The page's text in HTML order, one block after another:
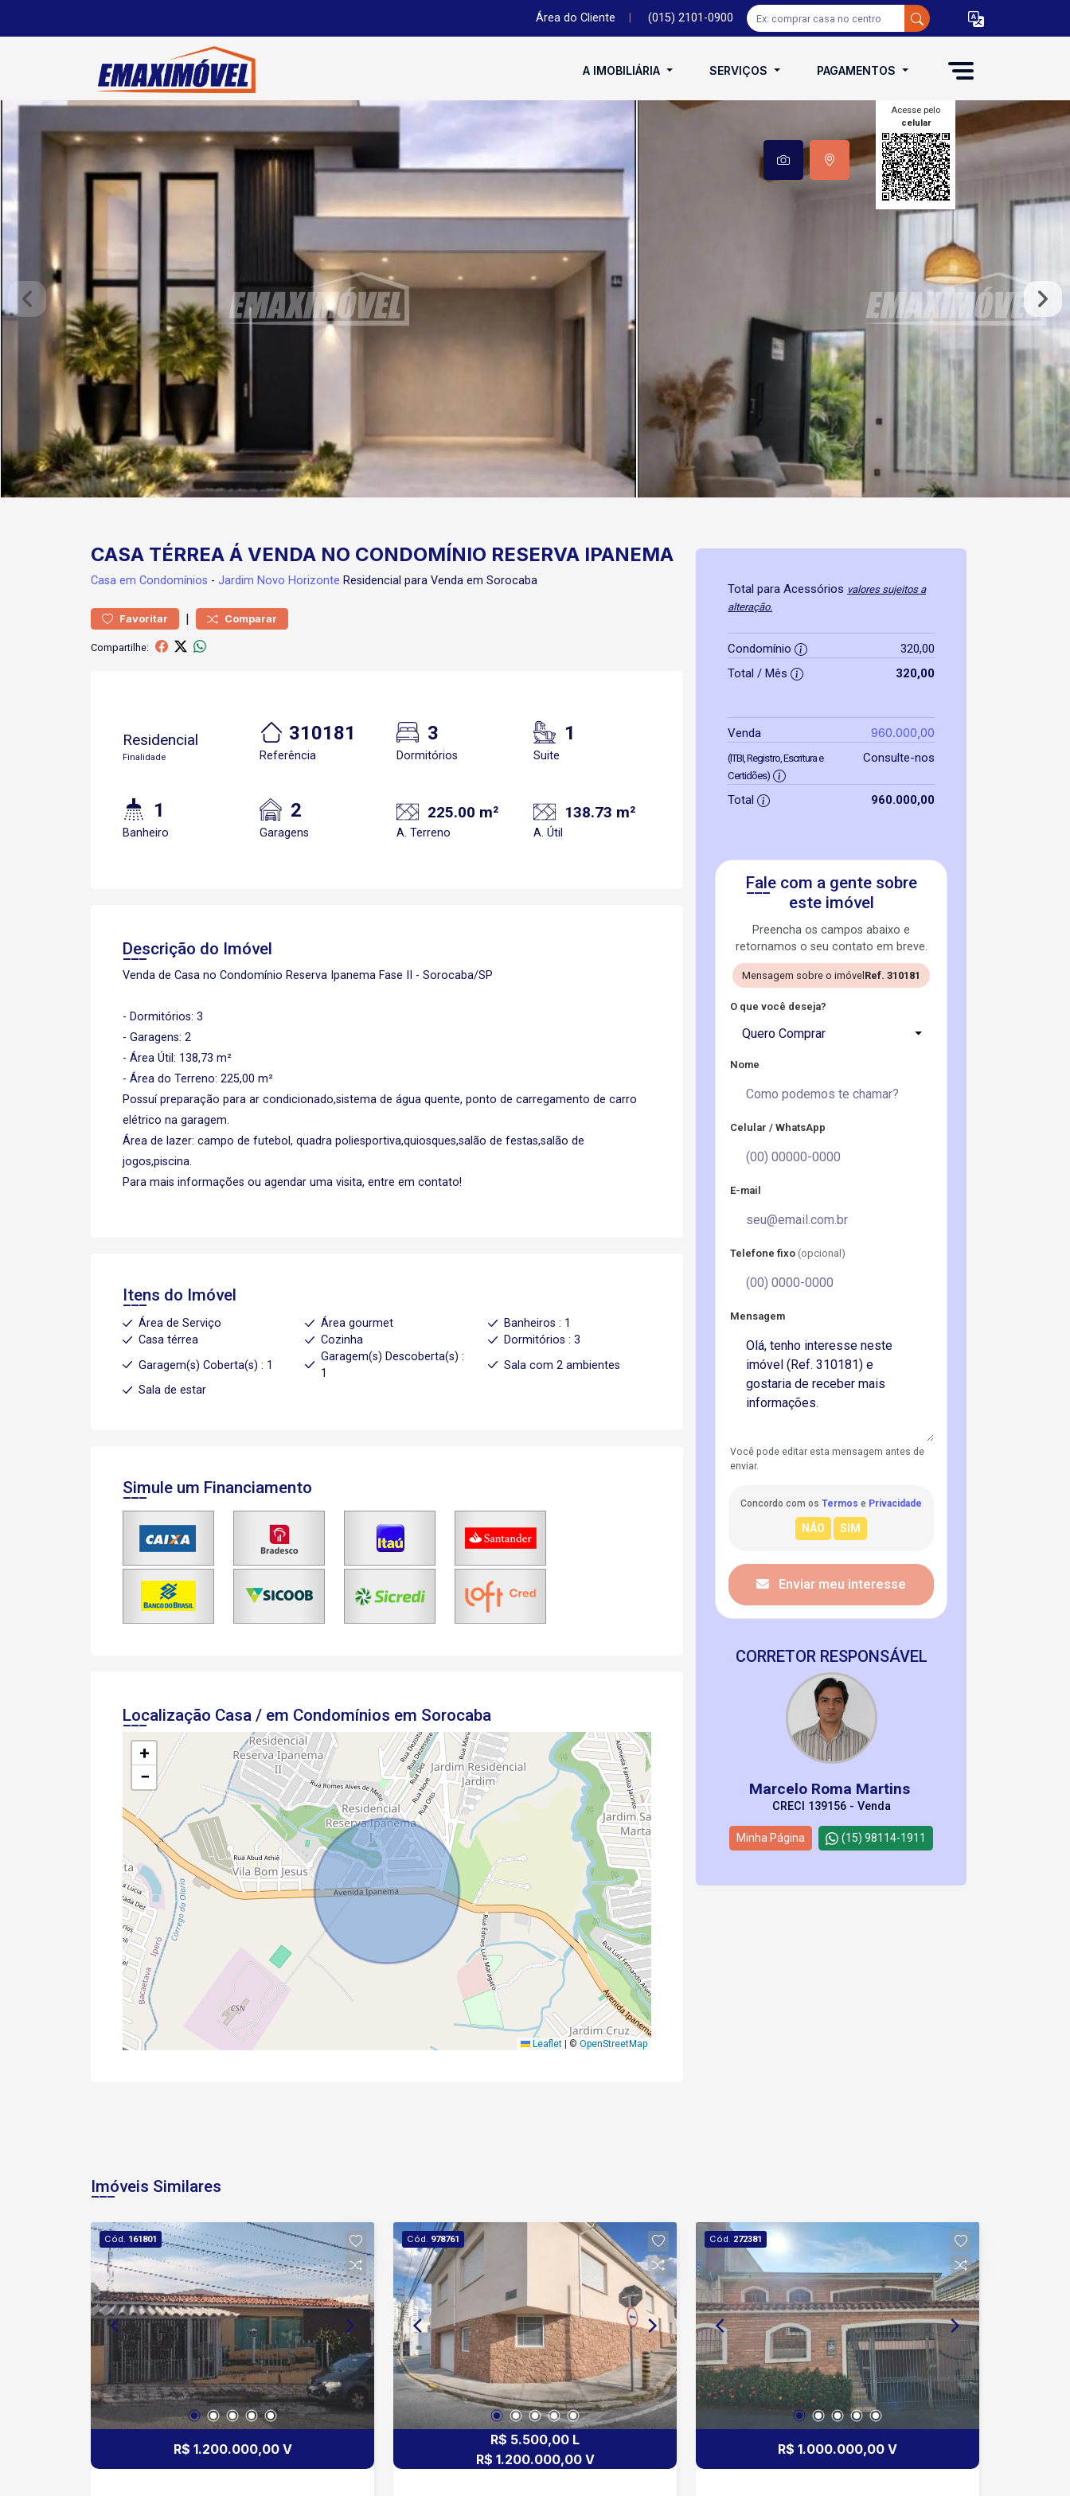
Área do Cliente (015) 2101-0900
A IMOBILIÁRIA SERVIÇOS PAGAMENTOS
Acesse pelo
celular
CASA TÉRREA Á VENDA NO CONDOMÍNIO RESERVA IPANEMA
Casa em Condomínios - Jardim Novo Horizonte Residencial para Venda em Sorocaba
Favoritar | Comparar
Compartilhe:
Residencial
Finalidade
310181
Referência
3
Dormitórios
1
Suite
1
Banheiro
2
Garagens
225.00 m²
A. Terreno
138.73 m²
A. Útil
Descrição do Imóvel
Venda de Casa no Condomínio Reserva Ipanema Fase II - Sorocaba/SP
- Dormitórios: 3
- Garagens: 2
- Área Útil: 138,73 m²
- Área do Terreno: 225,00 m²
Possuí preparação para ar condicionado,sistema de água quente, ponto de carregamento de carro
elétrico na garagem.
Área de lazer: campo de futebol, quadra poliesportiva,quiosques,salão de festas,salão de
jogos,piscina.
Para mais informações ou agendar uma visita, entre em contato!
Itens do Imóvel
Área de Serviço Área gourmet
Banheiros : 1
Casa térrea
Cozinha
Dormitórios : 3
Garagem(s) Coberta(s) : 1
Garagem(s) Descoberta(s) :
1
Sala com 2 ambientes
Sala de estar
Simule um Financiamento
Localização Casa / em Condomínios em Sorocaba
+
−
Leaflet ©OpenStreetMap
Total para Acessórios valores sujeitos a
alteração.
Condomínio
320,00
Total / Mês
320,00
Venda 960.000,00
(ITBI, Registro, Escritura e
Certidões)
Consulte-nos
Total 960.000,00
Fale com a gente sobre
este imóvel
Preencha os campos abaixo e
retornamos o seu contato em breve.
Mensagem sobre o imóvel Ref. 310181
O que você deseja?
Quero Comprar
Nome
Celular / WhatsApp
E-mail
Telefone fixo (opcional)
Mensagem
Você pode editar esta mensagem antes de
enviar.
Concordo com os Termos e Privacidade
Enviar meu interesse
CORRETOR RESPONSÁVEL
Marcelo Roma Martins
CRECI 139156 - Venda
Minha Página (15) 98114-1911
Imóveis Similares
Cód. 161801
R$ 1.200.000,00 V
Cód. 978761
R$ 5.500,00 L
R$ 1.200.000,00 V
Cód. 272381
R$ 1.000.000,00 V